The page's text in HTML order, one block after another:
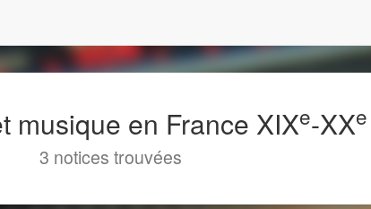
musique en France XIXe-XXe
3 notices trouvées